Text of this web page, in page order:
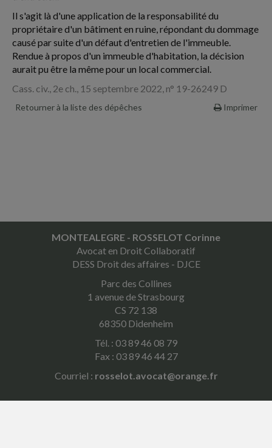
Il s'agit là d'une application de la responsabilité du
propriétaire d'un bâtiment en ruine, répondant du dommage
causé par suite d'un défaut d'entretien de l'immeuble.
Rendue à propos d'un immeuble d'habitation, la décision
aurait pu être la même pour un local commercial.
Cass. civ., 2e ch., 15 septembre 2022, n° 19-26249 D
Retourner à la liste des dépêches Imprimer
MONTEALEGRE - ROSSELOT Corinne
Avocat en Droit Collaboratif
DESS Droit des affaires - DJCE
Parc des Collines
1 avenue de Strasbourg
CS 72 138
68350 Didenheim
Tél. : 03 89 46 08 79
Fax : 03 89 46 44 27
Courriel : rosselot.avocat@orange.fr